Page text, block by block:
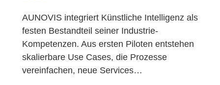
AUNOVIS integriert Künstliche Intelligenz als
festen Bestandteil seiner Industrie-
Kompetenzen. Aus ersten Piloten entstehen
skalierbare Use Cases, die Prozesse
vereinfachen, neue Services…